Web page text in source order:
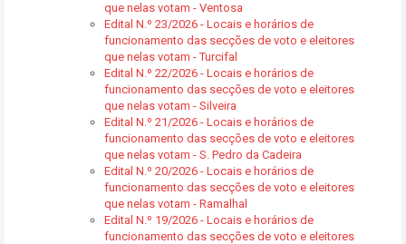
que nelas votam - Ventosa
Edital N.º 23/2026 - Locais e horários de
funcionamento das secções de voto e eleitores
que nelas votam - Turcifal
Edital N.º 22/2026 - Locais e horários de
funcionamento das secções de voto e eleitores
que nelas votam - Silveira
Edital N.º 21/2026 - Locais e horários de
funcionamento das secções de voto e eleitores
que nelas votam - S. Pedro da Cadeira
Edital N.º 20/2026 - Locais e horários de
funcionamento das secções de voto e eleitores
que nelas votam - Ramalhal
Edital N.º 19/2026 - Locais e horários de
funcionamento das secções de voto e eleitores